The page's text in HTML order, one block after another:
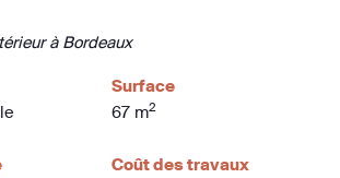
à Bordeaux
Surface
67 m2
Coût des travaux